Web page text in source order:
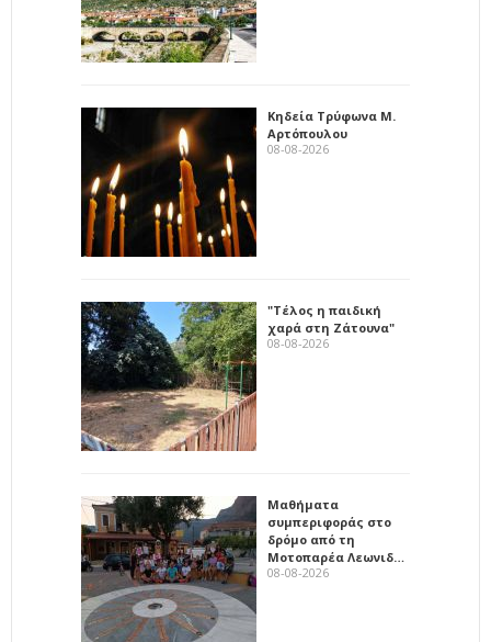
Κηδεία Τρύφωνα Μ.
Αρτόπουλου
08-08-2026
"Τέλος η παιδική
χαρά στη Ζάτουνα"
08-08-2026
Μαθήματα
συμπεριφοράς στο
δρόμο από τη
Μοτοπαρέα Λεωνιδ…
08-08-2026